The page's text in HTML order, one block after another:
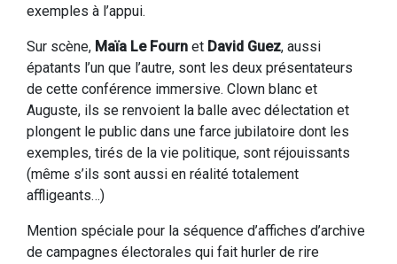
exemples à l’appui.
Sur scène, Maïa Le Fourn et David Guez, aussi
épatants l’un que l’autre, sont les deux présentateurs
de cette conférence immersive. Clown blanc et
Auguste, ils se renvoient la balle avec délectation et
plongent le public dans une farce jubilatoire dont les
exemples, tirés de la vie politique, sont réjouissants
(même s’ils sont aussi en réalité totalement
affligeants…)
Mention spéciale pour la séquence d’affiches d’archive
de campagnes électorales qui fait hurler de rire